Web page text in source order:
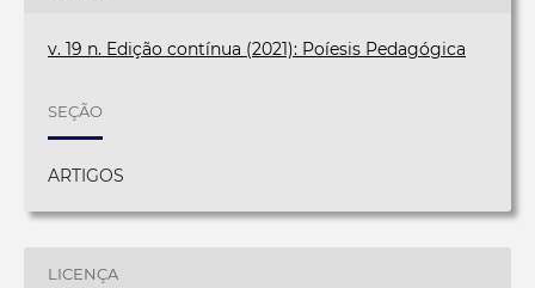
v. 19 n. Edição contínua (2021): Poíesis Pedagógica
SEÇÃO
ARTIGOS
LICENÇA